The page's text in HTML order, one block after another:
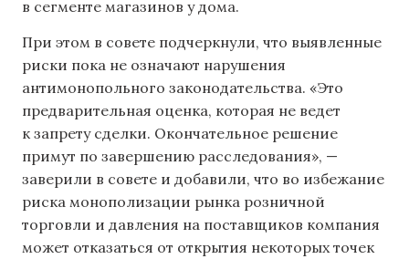
в сегменте магазинов у дома.
При этом в совете подчеркнули, что выявленные
риски пока не означают нарушения
антимонопольного законодательства. «Это
предварительная оценка, которая не ведет
к запрету сделки. Окончательное решение
примут по завершению расследования», —
заверили в совете и добавили, что во избежание
риска монополизации рынка розничной
торговли и давления на поставщиков компания
может отказаться от открытия некоторых точек